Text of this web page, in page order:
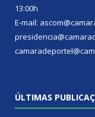
13:00h
E-mail:
ÚLTIMAS